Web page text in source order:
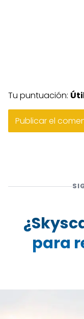
Tu puntuación:
para